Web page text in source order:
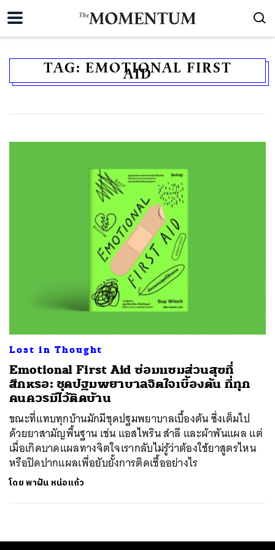
TAG: EMOTIONAL FIRST
AID
Lost in Thought
Emotional First Aid ซ่อมแซมส่วนสุขที่
สึกหรอ: ชุดปฐมพยาบาลจิตใจเบื้องต้น ที่ทุก
คนควรมีไว้ติดบ้าน
ขณะที่แทบทุกบ้านมักมีชุดปฐมพยาบาลเบื้องต้น ซึ่งเต็มไป
ด้วยยาสามัญพื้นฐาน เช่น แอสไพริน สำลี และผ้าพันแผล แต่
เมื่อเกิดบาดแผลทางจิตใจเรากลับไม่รู้ว่าต้องใช้ยาสูตรไหน
หรือปิดปากแผลเพื่อยับยั้งการติดเชื้ออย่างไร
โดยพาฝัน หน่อแก้ว
SHARE TWEET LINE EMAIL